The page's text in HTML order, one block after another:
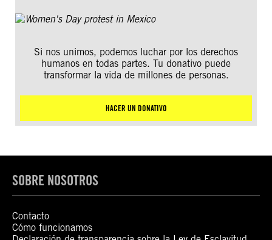
Si nos unimos, podemos luchar por los derechos
humanos en todas partes. Tu donativo puede
transformar la vida de millones de personas.
HACER UN DONATIVO
SOBRE NOSOTROS
Contacto
Cómo funcionamos